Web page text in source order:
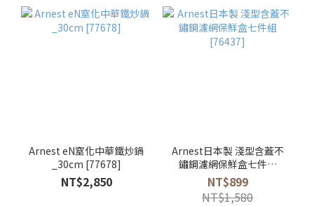
Arnest eN窒化中華鐵炒鍋
_30cm [77678]
NT$2,850
Arnest日本製 淺型含蓋不
鏽鋼濾網保鮮盒七件組
[76437]
NT$899
NT$1,580